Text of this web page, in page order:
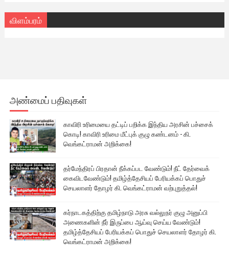
விளம்பரம்
அண்மைப் பதிவுகள்
காவிரி உரிமையை தட்டிப் பறிக்க இந்திய அரசின் பச்சைக்
கொடி! காவிரி உரிமை மீட்புக் குழு கண்டனம் - கி.
வெங்கட்ராமன் அறிக்கை!
தர்மேந்திரப் பிரதான் நீக்கப்பட வேண்டும்! நீட் தேர்வைக்
கைவிடவேண்டும்! தமிழ்த்தேசியப் பேரியக்கப் பொதுச்
செயலாளர் தோழர் கி. வெங்கட்ராமன் வற்புறுத்தல்!
கர்நாடகத்திற்கு தமிழ்நாடு அரசு வல்லுநர் குழு அனுப்பி
அணைகளின் நீர் இருப்பை ஆய்வு செய்ய வேண்டும்!
தமிழ்த்தேசியப் பேரியக்கப் பொதுச் செயலாளர் தோழர் கி.
வெங்கட்ராமன் அறிக்கை!